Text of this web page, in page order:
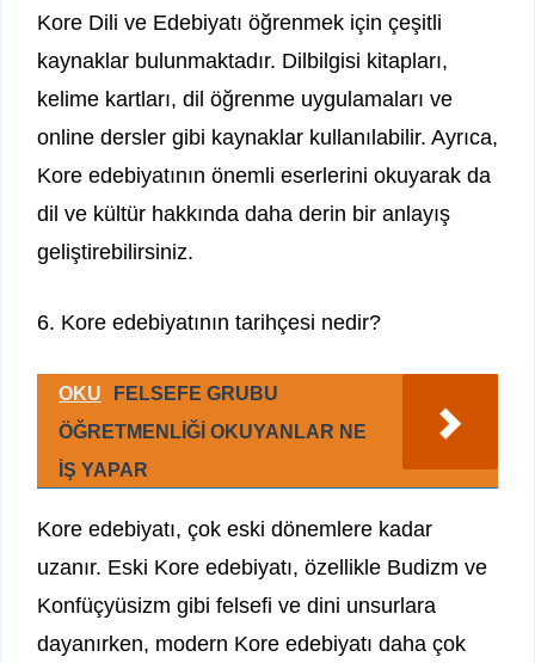
Kore Dili ve Edebiyatı öğrenmek için çeşitli
kaynaklar bulunmaktadır. Dilbilgisi kitapları,
kelime kartları, dil öğrenme uygulamaları ve
online dersler gibi kaynaklar kullanılabilir. Ayrıca,
Kore edebiyatının önemli eserlerini okuyarak da
dil ve kültür hakkında daha derin bir anlayış
geliştirebilirsiniz.
6. Kore edebiyatının tarihçesi nedir?
OKU
FELSEFE GRUBU
ÖĞRETMENLİĞİ OKUYANLAR NE
İŞ YAPAR
Kore edebiyatı, çok eski dönemlere kadar
uzanır. Eski Kore edebiyatı, özellikle Budizm ve
Konfüçyüsizm gibi felsefi ve dini unsurlara
dayanırken, modern Kore edebiyatı daha çok